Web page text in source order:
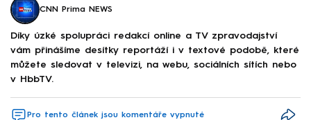
CNN Prima NEWS
Díky úzké spolupráci redakcí online a TV zpravodajství
vám přinášíme desítky reportáží i v textové podobě, které
můžete sledovat v televizi, na webu, sociálních sítích nebo
v HbbTV.
Pro tento článek jsou komentáře vypnuté